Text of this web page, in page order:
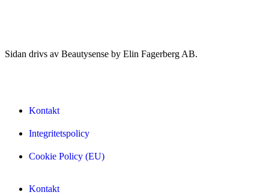
Sidan drivs av Beautysense by Elin Fagerberg AB.
Kontakt
Integritetspolicy
Cookie Policy (EU)
Kontakt